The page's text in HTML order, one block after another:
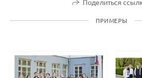
Поделиться
ПРИМЕРЫ